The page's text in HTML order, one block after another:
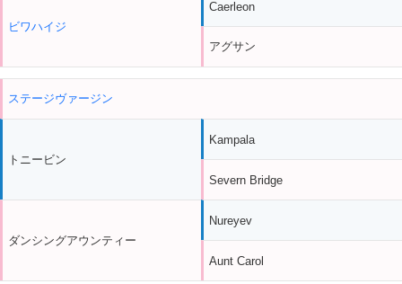
ビワハイジ
Caerleon
アグサン
ステージヴァージン
トニービン
ダンシングアウンティー
Kampala
Severn Bridge
Nureyev
Aunt Carol